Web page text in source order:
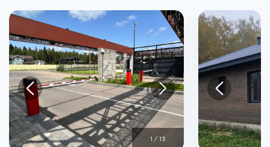
/ 13